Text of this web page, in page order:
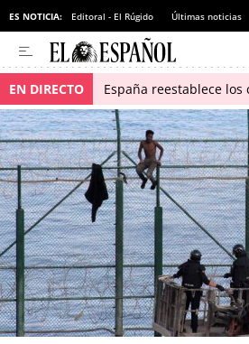
ES NOTICIA: Editoral - El Rúgido Últimas noticias
EN DIRECTO España reestablece